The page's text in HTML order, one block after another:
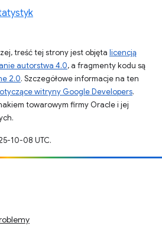
treść tej strony jest objęta licencją
autorstwa 4.0, a fragmenty kodu są
2.0. Szczegółowe informacje na ten
witryny Google Developers.
towarowym firmy Oracle i jej
10-08 UTC.